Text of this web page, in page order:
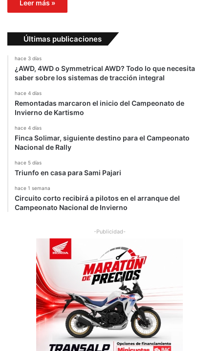
Leer más »
Últimas publicaciones
hace 3 días
¿AWD, 4WD o Symmetrical AWD? Todo lo que necesita
saber sobre los sistemas de tracción integral
hace 4 días
Remontadas marcaron el inicio del Campeonato de
Invierno de Kartismo
hace 4 días
Finca Solimar, siguiente destino para el Campeonato
Nacional de Rally
hace 5 días
Triunfo en casa para Sami Pajari
hace 1 semana
Circuito corto recibirá a pilotos en el arranque del
Campeonato Nacional de Invierno
-Publicidad-